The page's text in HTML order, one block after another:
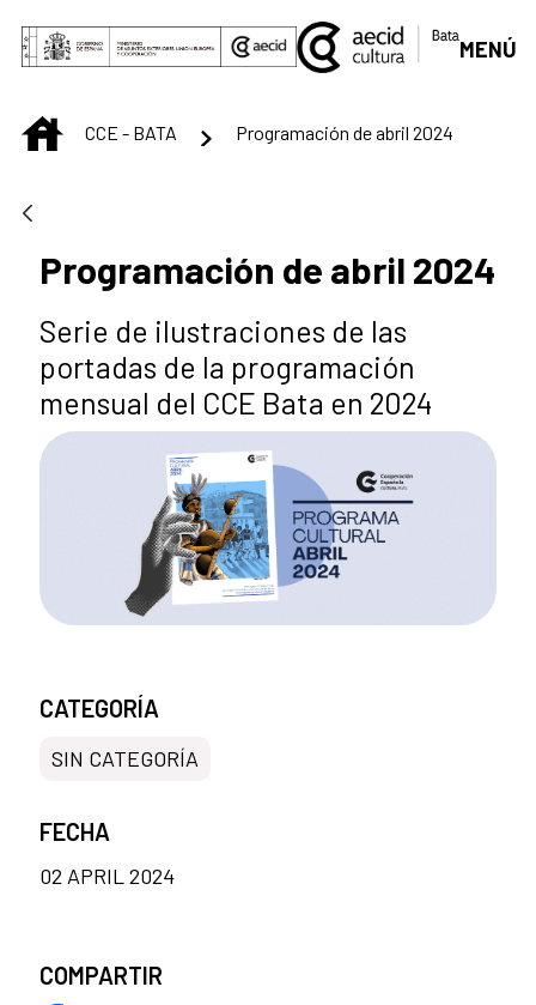
Skip to Main Content
MENÚ
INICIOCCE - BATA Programación de abril 2024
Programación de abril 2024
Serie de ilustraciones de las
portadas de la programación
mensual del CCE Bata en 2024
CATEGORÍA
SIN CATEGORÍA
FECHA
02 APRIL 2024
COMPARTIR